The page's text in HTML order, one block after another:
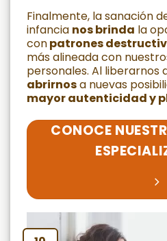
Finalmente, la sanación
infancia nos brinda la
conpatrones
más alineada con
personales. Al liberarnos
abrirnosa nuevas
mayor autenticidad y
CONOCE